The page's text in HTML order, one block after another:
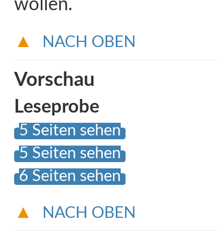
wollen.
NACH OBEN
Vorschau
Leseprobe
5 Seiten sehen
5 Seiten sehen
6 Seiten sehen
NACH OBEN